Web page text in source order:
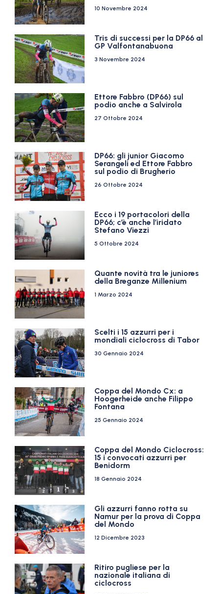
10 Novembre 2024
Tris di successi per la DP66 al
GP Valfontanabuona
3 Novembre 2024
Ettore Fabbro (DP66) sul
podio anche a Salvirola
27 Ottobre 2024
DP66: gli junior Giacomo
Serangeli ed Ettore Fabbro
sul podio di Brugherio
26 Ottobre 2024
Ecco i 19 portacolori della
DP66; c’è anche l’iridato
Stefano Viezzi
5 Ottobre 2024
Quante novità tra le juniores
della Breganze Millenium
1 Marzo 2024
Scelti i 15 azzurri per i
mondiali ciclocross di Tabor
30 Gennaio 2024
Coppa del Mondo Cx: a
Hoogerheide anche Filippo
Fontana
25 Gennaio 2024
Coppa del Mondo Ciclocross:
15 i convocati azzurri per
Benidorm
18 Gennaio 2024
Gli azzurri fanno rotta su
Namur per la prova di Coppa
del Mondo
12 Dicembre 2023
Ritiro pugliese per la
nazionale italiana di
ciclocross